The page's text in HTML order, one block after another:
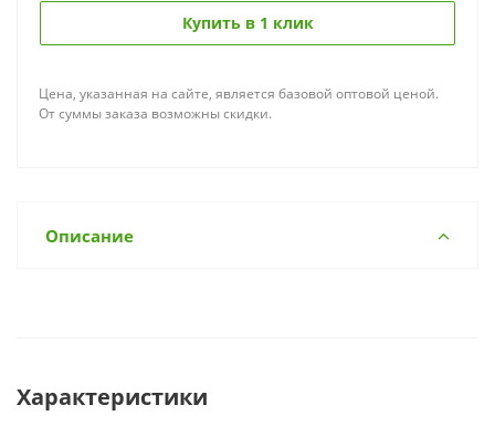
Купить в 1 клик
Цена, указанная на сайте, является базовой оптовой ценой.
От суммы заказа возможны скидки.
Описание
Характеристики